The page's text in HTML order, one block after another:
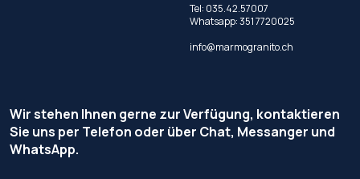
Tel: 035.42.57007
Whatsapp:351 7720025
info@marmogranito.ch
Wir stehen Ihnen gerne zur Verfügung, kontaktieren
Sie uns per Telefon oder über Chat, Messanger und
WhatsApp.